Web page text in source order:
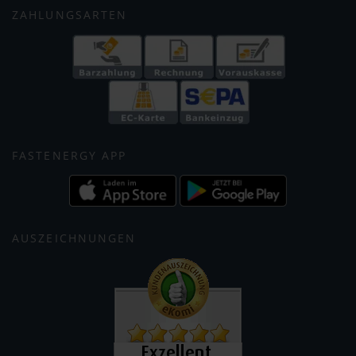
ZAHLUNGSARTEN
FASTENERGY APP
AUSZEICHNUNGEN